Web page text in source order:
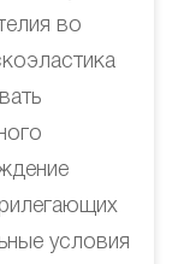
во
условия